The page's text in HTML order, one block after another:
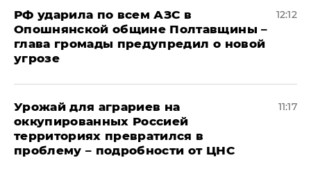
РФ ударила по всем АЗС в
Опошнянской общине Полтавщины –
глава громады предупредил о новой
угрозе
12:12
Урожай для аграриев на
оккупированных Россией
территориях превратился в
проблему – подробности от ЦНС
11:17